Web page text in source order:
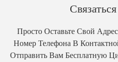
Просто Оставьте Свой
Номер Телефона В
Отправить Вам Бесплатную